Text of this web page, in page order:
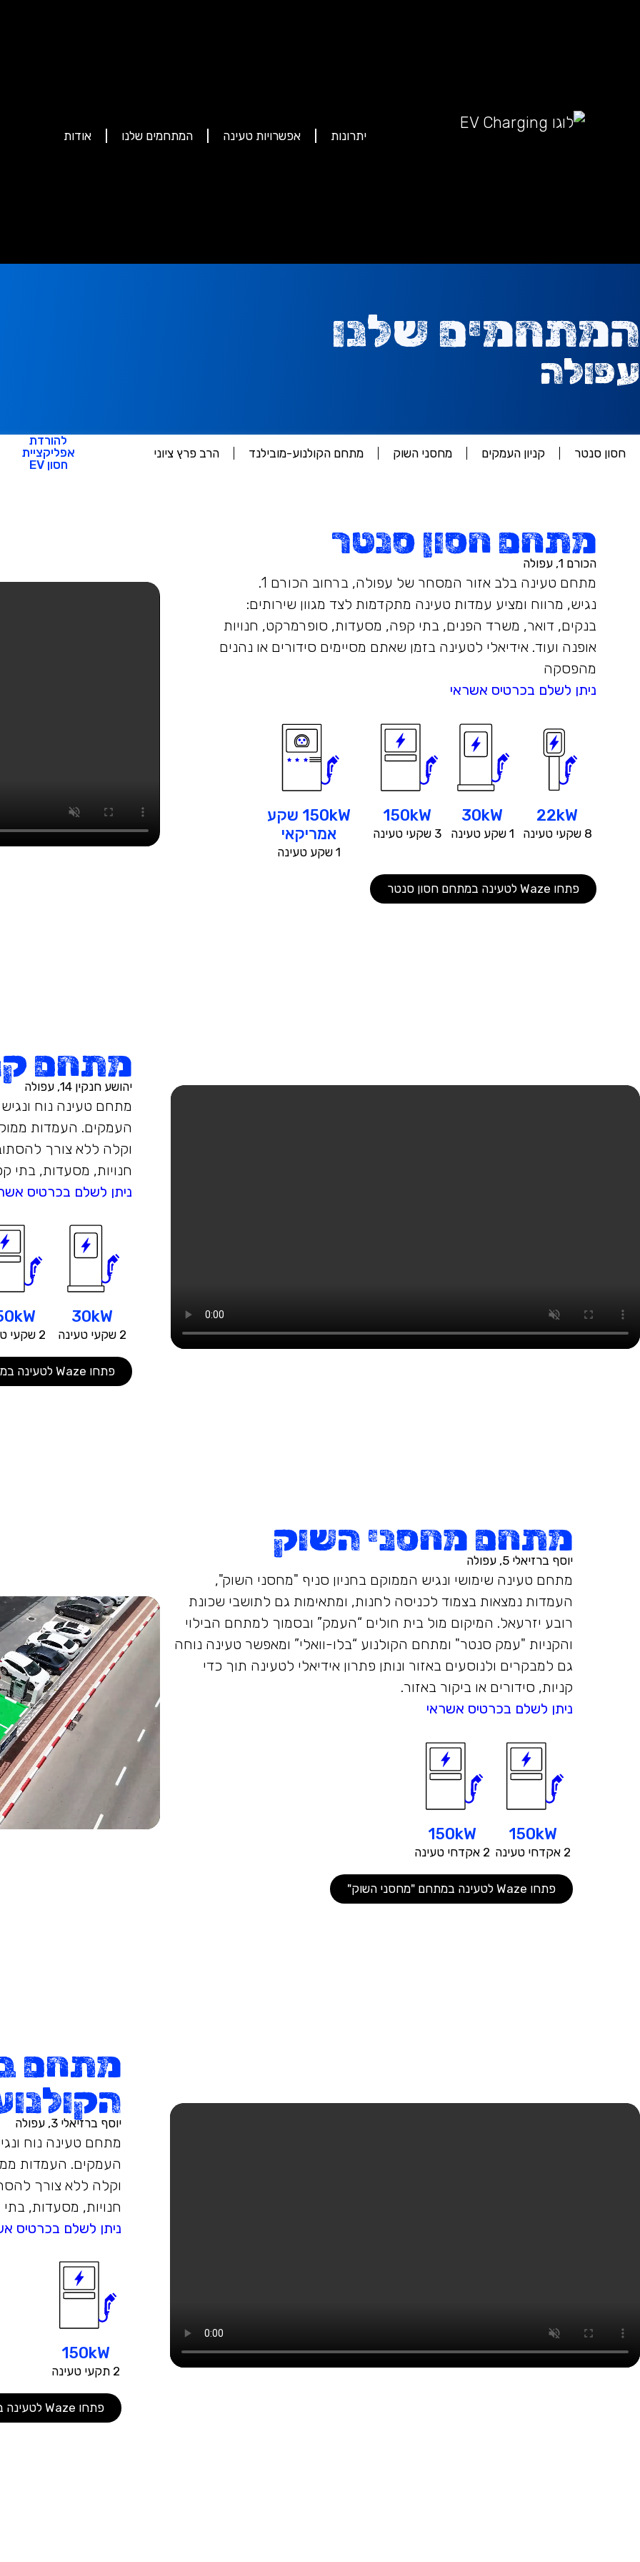
יתרונות אפשרויות טעינה המתחמים שלנו אודות
המתחמים שלנו
עפולה
חסון סנטר קניון העמקים מחסני השוק מתחם הקולנוע-מובילנד הרב פרץ ציוני
להורדת
אפליקציית
חסון EV
מתחם חסון סנטר
הכורם 1, עפולה
מתחם טעינה בלב אזור המסחר של עפולה, ברחוב הכורם 1.
נגיש, מרווח ומציע עמדות טעינה מתקדמות לצד מגוון שירותים:
בנקים, דואר, משרד הפנים, בתי קפה, מסעדות, סופרמרקט, חנויות
אופנה ועוד. אידיאלי לטעינה בזמן שאתם מסיימים סידורים או נהנים
מהפסקה
ניתן לשלם בכרטיס אשראי
22kW
8 שקעי טעינה
30kW
1 שקע טעינה
150kW
3 שקעי טעינה
150kW שקע
אמריקאי
1 שקע טעינה
פתחו Waze לטעינה במתחם חסון סנטר
מתחם
יהושע חנקין 14, עפולה
מתחם טעינה נוח
העמקים. העמדות
וקלה ללא צורך
חנויות, מסעדות, בתי
ניתן לשלם בכרטיס
30kW
2 שקעי טעינה 2 שקעי טעינה
פתחו Waze לטעינה במתחם קניון העמקים
מתחם מחסני השוק
יוסף ברזיאלי 5, עפולה
מתחם טעינה שימושי ונגיש הממוקם בחניון סניף "מחסני השוק",
העמדות נמצאות בצמוד לכניסה לחנות, ומתאימות גם לתושבי שכונת
רובע יזרעאל. המיקום מול בית חולים “העמק” ובסמוך למתחם הבילוי
והקניות "עמק סנטר" ומתחם הקולנוע “בלו-וואלי” ומאפשר טעינה נוחה
גם למבקרים ולנוסעים באזור ונותן פתרון אידיאלי לטעינה תוך כדי
קניות, סידורים או ביקור באזור.
ניתן לשלם בכרטיס אשראי
150kW
2 אקדחי טעינה
150kW
2 אקדחי טעינה
פתחו Waze לטעינה במתחם "מחסני השוק"
מתחם
יוסף ברזיאלי 3, עפולה​
מתחם טעינה נוח
העמקים. העמדות
וקלה ללא צורך
חנויות, מסעדות, בתי
ניתן לשלם בכרטיס
150kW
2 תקעי טעינה
פתחו Waze לטעינה במתחם חניית הקולנוע "מובילנד" -בלו וואלי